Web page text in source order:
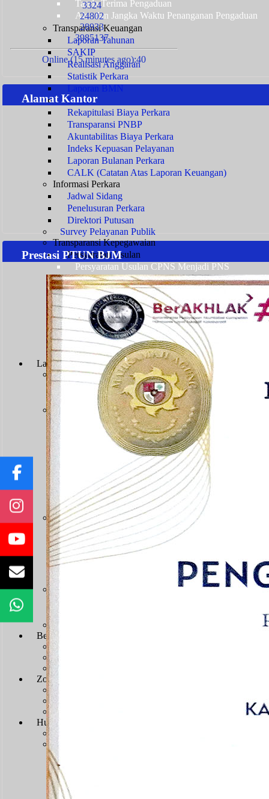
Tanda Terima Pengaduan
Alur dan Jangka Waktu Penanganan Pengaduan
Transparansi Keuangan
Laporan Tahunan
SAKIP
Realisasi Anggaran
Statistik Perkara
Laporan BMN
DIPA
Rekapitulasi Biaya Perkara
Transparansi PNBP
Akuntabilitas Biaya Perkara
Indeks Kepuasan Pelayanan
Laporan Bulanan Perkara
CALK (Catatan Atas Laporan Keuangan)
Informasi Perkara
Jadwal Sidang
Penelusuran Perkara
Direktori Putusan
Survey Pelayanan Publik
Transparansi Kepegawaian
Persyaratan Usulan
Persyaratan Usulan CPNS Menjadi PNS
Persyaratan Usulan Kartu Pegawai (KARPEG)
Persyaratan Usulan Tabungan dan Asuransi
Persyaratan Usulan Kartu Suami (KARSU) atau
Persyaratan Usulan Jabatan
Persyaratan Usulan Pensiun Penuh
Surat Keterangan Tidak Pernah Dijatuhi Hukuman
Persyaratan Kenaikan Pangkat
Layanan HukumProsedur Layanan
Prodeo & Bantuan Hukum
Prodeo - Berperkara Gratis
Pos Bantuan Hukum
Layanan Perkara
Panjar Biaya Perkara
Tarif PNBP
Pengajuan Gugatan
Pengajuan Permohonan
Pengajuan Upaya Hukum
Pendaftaran Surat Kuasa
Infografis E-Court
Pengembalian Sisa Panjar
Jenis Kewenangan
Sengketa TUN
Sengketa Administrasi
Sengketa Informasi
Sengketa PTbPuKu
Berita
Zona Integritas
Hubungi Kami
3324
24802
28933
3985137
Online (15 minutes ago):40
Alamat Kantor
Prestasi PTUN BJM